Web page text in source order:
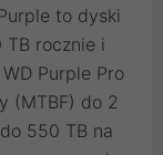
to dyski
TB rocznie i
Purple Pro
(MTBF) do 2
550 TB na